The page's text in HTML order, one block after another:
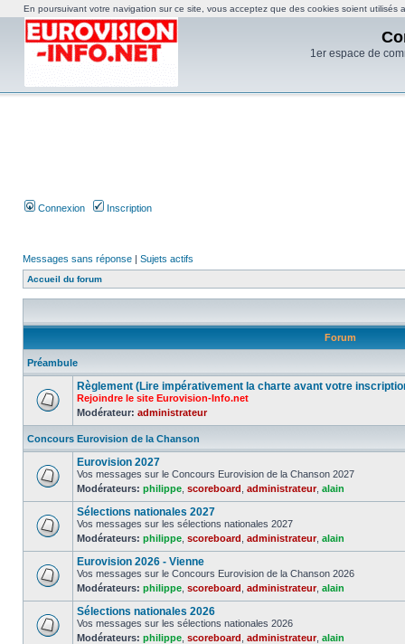
1er espace de
Connexion Inscription
Messages sans réponse | Sujets actifs
Accueil du forum
Forum
Préambule
Règlement (Lire impérativement la charte avant votre
Rejoindre le site Eurovision-Info.net
Modérateur: administrateur
Concours Eurovision de la Chanson
Eurovision 2027
Vos messages sur le Concours Eurovision de la Chanson 2027
Modérateurs: philippe scoreboard administrateur, alain
Sélections nationales 2027
Vos messages sur les sélections nationales 2027
Modérateurs: philippe scoreboard administrateur, alain
Eurovision 2026 - Vienne
Vos messages sur le Concours Eurovision de la Chanson 2026
Modérateurs: philippe scoreboard administrateur, alain
Sélections nationales 2026
Vos messages sur les sélections nationales 2026
Modérateurs: philippe scoreboard administrateur, alain
En poursuivant votre navigation sur ce site, vous acceptez que des cookies soient